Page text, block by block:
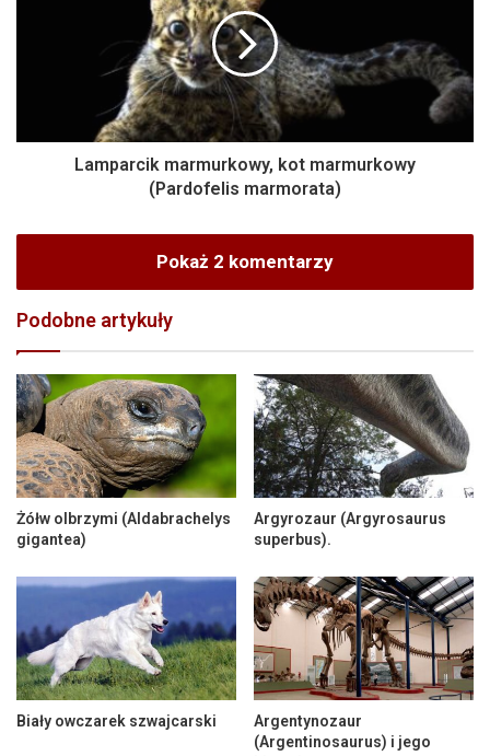
Lamparcik marmurkowy, kot marmurkowy
(Pardofelis marmorata)
Pokaż 2 komentarzy
Podobne artykuły
Żółw olbrzymi (Aldabrachelys
gigantea)
Argyrozaur (Argyrosaurus
superbus).
Biały owczarek szwajcarski
Argentynozaur
(Argentinosaurus) i jego